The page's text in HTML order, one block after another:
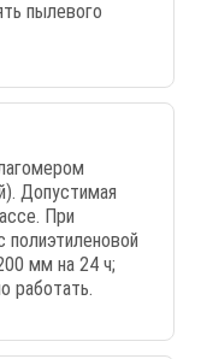
пылевого
Допустимая
При
полиэтиленовой
мм на 24 ч;
работать.